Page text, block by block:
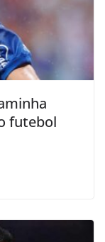
futebol